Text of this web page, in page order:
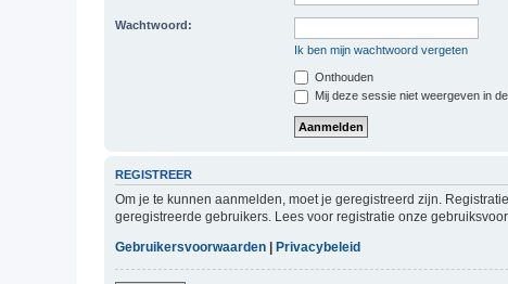
Wachtwoord:
Ik ben mijn wachtwoord vergeten
Onthouden
Mij deze sessie niet weergeven in
REGISTREER
Om je te kunnen aanmelden, moet je geregistreerd zijn.
geregistreerde gebruikers. Lees voor registratie onze
Gebruikersvoorwaarden
Privacybeleid